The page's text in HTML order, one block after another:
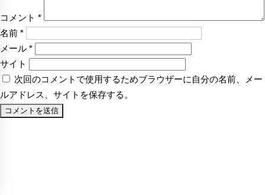
コメント *
名前 *
メール *
サイト
次回のコメントで使用するためブラウザーに自分の名前、メー
ルアドレス、サイトを保存する。